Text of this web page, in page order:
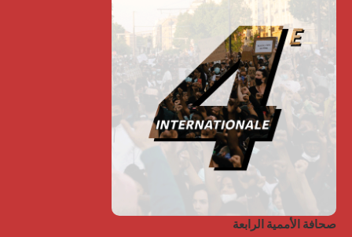
صحافة الأممية الرابعة